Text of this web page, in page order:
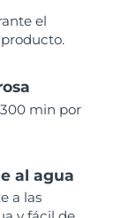
el
min por
al agua
a las